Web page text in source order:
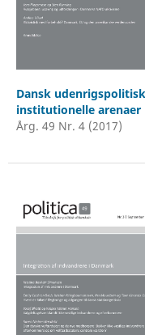
Dansk
institutionelle arenaer
Årg. 49 Nr. 4 (2017)